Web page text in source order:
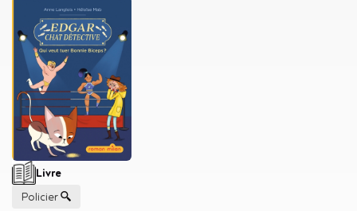
Type de support matériel
Livre
Genre
Policier